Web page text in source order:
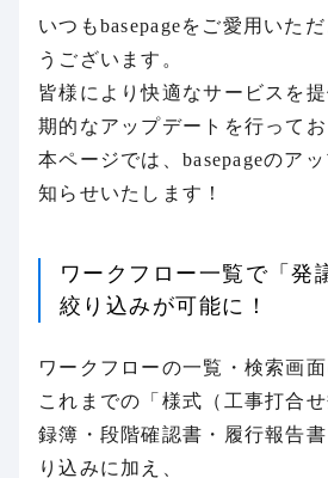
いつもbasepageをご愛用いた
うございます。
皆様により快適なサービスを
期的なアップデートを行ってお
本ページでは、basepageのア
知らせいたします！
ワークフロー一覧で「発
絞り込みが可能に！
ワークフローの一覧・検索画面
これまでの「様式（工事打合
録簿・段階確認書・履行報告
り込みに加え、